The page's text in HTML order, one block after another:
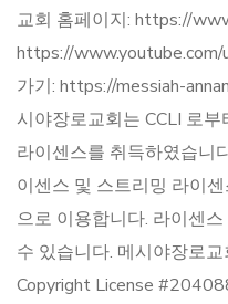
교회 홈페이지: https://
https://www.youtube.com/
가기: https://messiah-
시야장로교회는 CCLI 로
라이센스를 취득하였습니
이센스 및 스트리밍 라이
으로 이용합니다. 라이센
수 있습니다. 메시야장로교
Copyright License